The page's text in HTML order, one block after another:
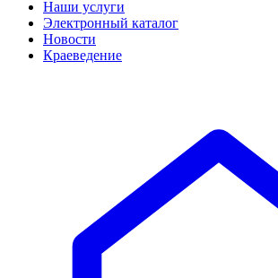
Наши услуги
Электронный каталог
Новости
Краеведение